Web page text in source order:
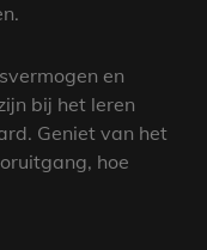
en
bij het leren
Geniet van het
hoe